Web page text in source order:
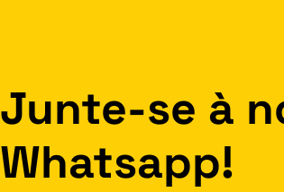
Junte-se à
Whatsapp!